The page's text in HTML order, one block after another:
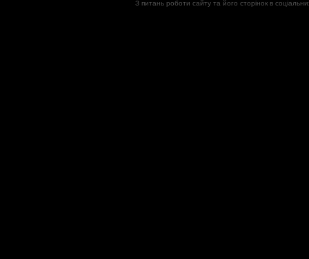
З питань роботи сайту та його сторінок в